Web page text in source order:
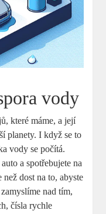
vody
které máme, a její
planety. I když se to
vody se počítá.
a spotřebujete na
dost na to, abyste
nad tím,
čísla rychle